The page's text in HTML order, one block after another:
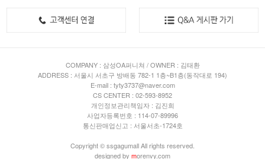
COMPANY : 삼성OA퍼니쳐 / OWNER : 김태환
ADDRESS : 서울시 서초구 방배동 782-1 1층~B1층(동작대로 194)
E-mail : tyty3737@naver.com
CS CENTER : 02-593-8952
개인정보관리책임자 : 김진희
사업자등록번호 : 114-07-89996
통신판매업신고 : 서울서초-1724호
Copyright © ssgagumall All rights reserved.
designed by morenvy.com